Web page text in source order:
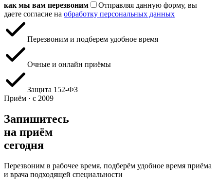
как мы вам перезвоним
Отправляя данную форму, вы
даете согласие на обработку персональных данных
Перезвоним и подберем удобное время
Очные и онлайн приёмы
Защита 152‑ФЗ
Приём · с 2009
Запишитесь
на приём
сегодня
Перезвоним в рабочее время, подберём удобное время приёма
и врача подходящей специальности